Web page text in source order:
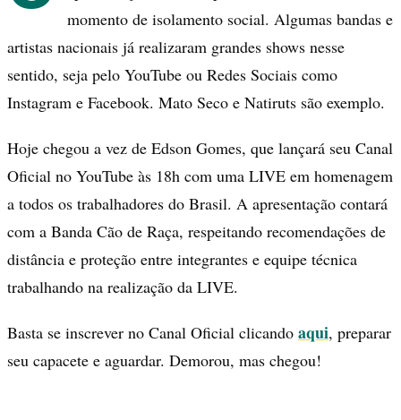
momento de isolamento social. Algumas bandas e
artistas nacionais já realizaram grandes shows nesse
sentido, seja pelo YouTube ou Redes Sociais como
Instagram e Facebook. Mato Seco e Natiruts são exemplo.
Hoje chegou a vez de Edson Gomes, que lançará seu Canal
Oficial no YouTube às 18h com uma LIVE em homenagem
a todos os trabalhadores do Brasil. A apresentação contará
com a Banda Cão de Raça, respeitando recomendações de
distância e proteção entre integrantes e equipe técnica
trabalhando na realização da LIVE.
Basta se inscrever no Canal Oficial clicando aqui, preparar
seu capacete e aguardar. Demorou, mas chegou!